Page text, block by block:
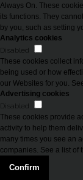
Always On. These
its functions. They
by you, such as setting
Analytics cookies
Disabled
These cookies collect
being used or how
our Websites for you.
Advertising cookies
Disabled
These cookies provide
activity to help them
many times you see an
companies. See a list of
Confirm